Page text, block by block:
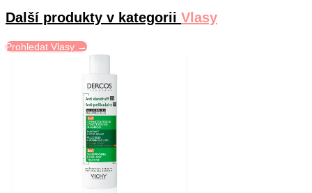
Další produkty v kategorii Vlasy
Prohledat Vlasy →